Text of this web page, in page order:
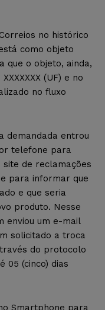
no histórico
como objeto
que o objeto, ainda,
(UF) e no
no fluxo
demandada entrou
telefone para
de reclamações
e para informar que
e que seria
produto. Nesse
enviou um e-mail
solicitado a troca
do protocolo
05 (cinco) dias
Smartphone para